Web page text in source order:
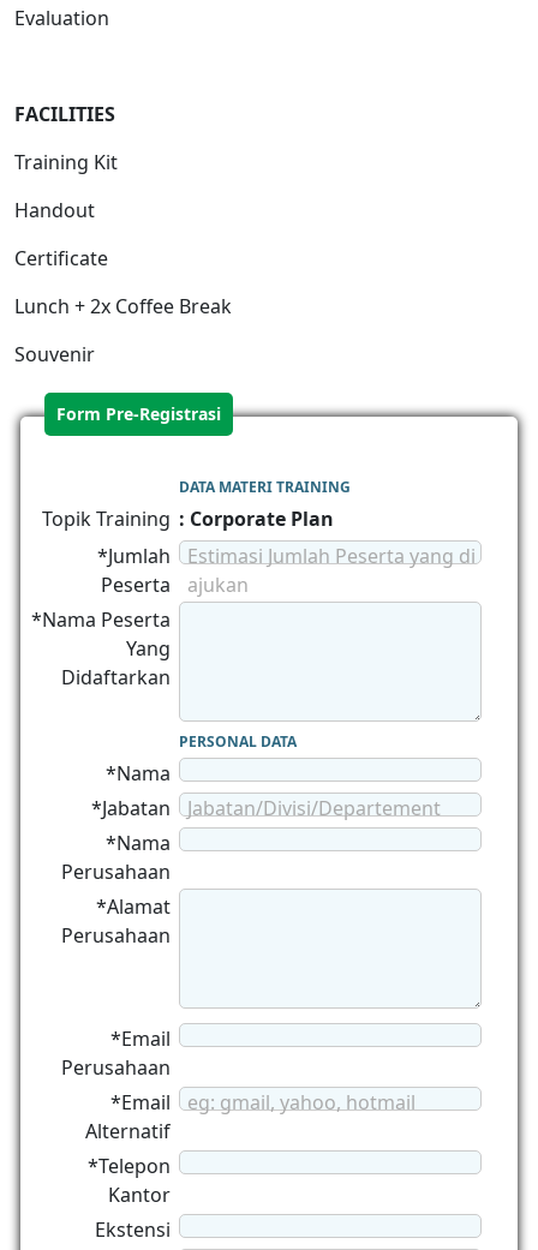
Evaluation
FACILITIES
Training Kit
Handout
Certificate
Lunch + 2x Coffee Break
Souvenir
Form Pre-Registrasi
DATA MATERI TRAINING
Topik Training : Corporate Plan
*Jumlah
Peserta
Estimasi Jumlah Peserta yang di
ajukan
*Nama Peserta
Yang
Didaftarkan
PERSONAL DATA
*Nama
*Jabatan
Jabatan/Divisi/Departement
*Nama
Perusahaan
*Alamat
Perusahaan
*Email
Perusahaan
*Email
Alternatif
eg: gmail, yahoo, hotmail
*Telepon
Kantor
Ekstensi